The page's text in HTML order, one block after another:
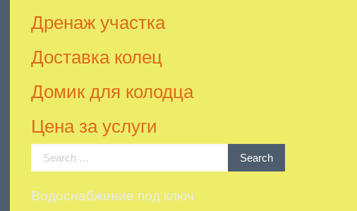
Дренаж участка
Доставка колец
Домик для колодца
Цена за услуги
Search
Водоснабжение под ключ